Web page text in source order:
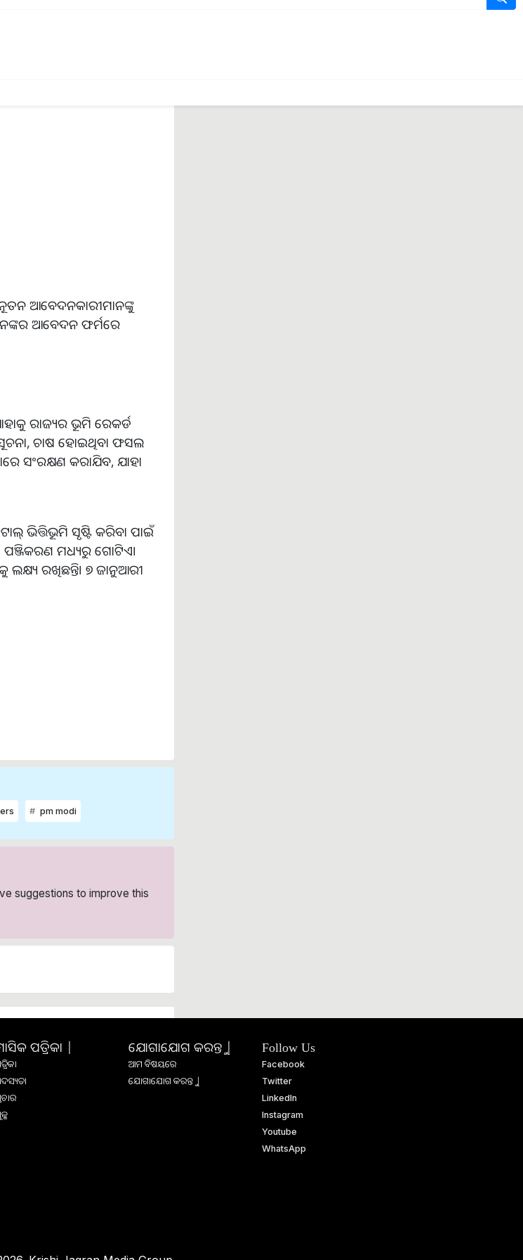
ଆବେଦନକାରୀମାନଙ୍କୁ
ଆବେଦନ ଫର୍ମରେ
ରାଜ୍ୟର ଭୂମି ରେକର୍ଡ
ଚାଷ ହୋଇଥିବା ଫସଲ
ସଂରକ୍ଷଣ କରାଯିବ, ଯାହା
ଭିତ୍ତିଭୂମି ସୃଷ୍ଟି କରିବା ପାଇଁ
ପଞ୍ଜିକରଣ ମଧ୍ୟରୁ ଗୋଟିଏ।
ଲକ୍ଷ୍ୟ ରଖିଛନ୍ତି। ୭ ଜାନୁଆରୀ
pm modi
suggestions to improve this
ପତ୍ରିକା | ଯୋଗାଯୋଗ କରନ୍ତୁ |
ଆମ ବିଷୟରେ
ଯୋଗାଯୋଗ କରନ୍ତୁ |
Follow Us
Facebook
Twitter
LinkedIn
Instagram
Youtube
WhatsApp